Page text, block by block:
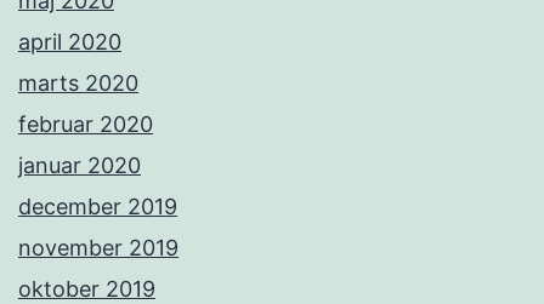
april 2020
marts 2020
februar 2020
januar 2020
december 2019
november 2019
oktober 2019